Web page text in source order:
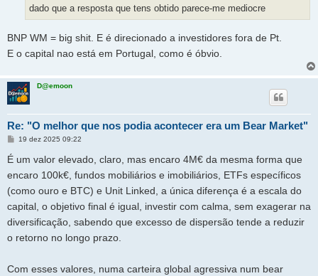
dado que a resposta que tens obtido parece-me mediocre
BNP WM = big shit. E é direcionado a investidores fora de Pt.
E o capital nao está em Portugal, como é óbvio.
D@emoon
Re: "O melhor que nos podia acontecer era um Bear Market"
M
s
a
g
e
19 dez 2025 09:22
É um valor elevado, claro, mas encaro 4M€ da mesma forma que
encaro 100k€, fundos mobiliários e imobiliários, ETFs específicos
(como ouro e BTC) e Unit Linked, a única diferença é a escala do
capital, o objetivo final é igual, investir com calma, sem exagerar na
diversificação, sabendo que excesso de dispersão tende a reduzir
o retorno no longo prazo.
Com esses valores, numa carteira global agressiva num bear